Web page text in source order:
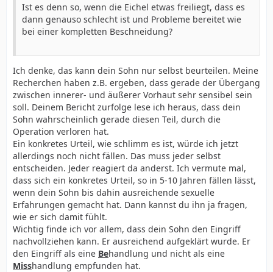
Ist es denn so, wenn die Eichel etwas freiliegt, dass es
dann genauso schlecht ist und Probleme bereitet wie
bei einer kompletten Beschneidung?
Ich denke, das kann dein Sohn nur selbst beurteilen. Meine
Recherchen haben z.B. ergeben, dass gerade der Übergang
zwischen innerer- und äußerer Vorhaut sehr sensibel sein
soll. Deinem Bericht zurfolge lese ich heraus, dass dein
Sohn wahrscheinlich gerade diesen Teil, durch die
Operation verloren hat.
Ein konkretes Urteil, wie schlimm es ist, würde ich jetzt
allerdings noch nicht fällen. Das muss jeder selbst
entscheiden. Jeder reagiert da anderst. Ich vermute mal,
dass sich ein konkretes Urteil, so in 5-10 Jahren fällen lässt,
wenn dein Sohn bis dahin ausreichende sexuelle
Erfahrungen gemacht hat. Dann kannst du ihn ja fragen,
wie er sich damit fühlt.
Wichtig finde ich vor allem, dass dein Sohn den Eingriff
nachvollziehen kann. Er ausreichend aufgeklärt wurde. Er
den Eingriff als eine Behandlung und nicht als eine
Misshandlung empfunden hat.